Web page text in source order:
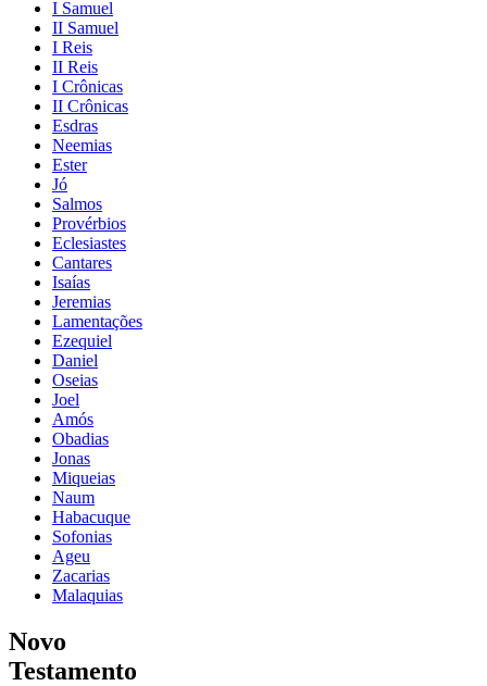
I Samuel
II Samuel
I Reis
II Reis
I Crônicas
II Crônicas
Esdras
Neemias
Ester
Jó
Salmos
Provérbios
Eclesiastes
Cantares
Isaías
Jeremias
Lamentações
Ezequiel
Daniel
Oseias
Joel
Amós
Obadias
Jonas
Miqueias
Naum
Habacuque
Sofonias
Ageu
Zacarias
Malaquias
Novo
Testamento